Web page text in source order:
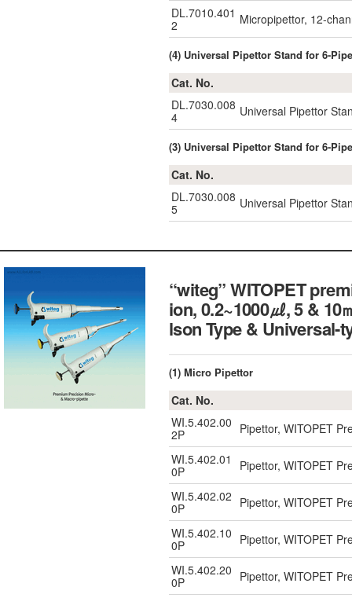
DL.7010.401
2
Micropipettor, 12-
(4) Universal Pipettor Stand for 6-
Cat. No.
DL.7030.008
4
Universal Pipettor
(3) Universal Pipettor Stand for 6-
Cat. No.
DL.7030.008
5
Universal Pipettor
“witeg” WITOPET
ion, 0.2~1000㎕, 5 &
lson Type & Universal-
(1) Micro Pipettor
Cat. No.
WI.5.402.00
2P
Pipettor, WITOPET
WI.5.402.01
0P
Pipettor, WITOPET
WI.5.402.02
0P
Pipettor, WITOPET
WI.5.402.10
0P
Pipettor, WITOPET
WI.5.402.20
0P
Pipettor, WITOPET